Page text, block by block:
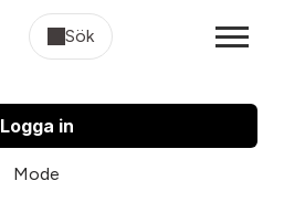
Sök
Logga in
Mode